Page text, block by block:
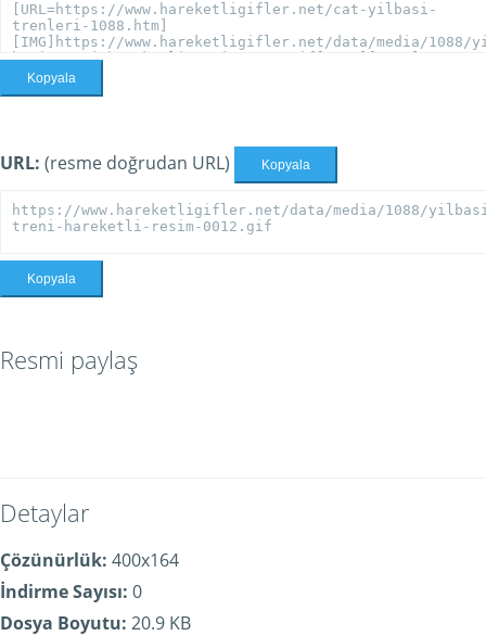
Kopyala
URL: (resme doğrudan URL) Kopyala
Kopyala
Resmi paylaş
Detaylar
Çözünürlük: 400x164
İndirme Sayısı: 0
Dosya Boyutu: 20.9 KB